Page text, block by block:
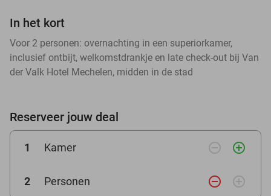
In het kort
Voor 2 personen: overnachting in een superiorkamer,
inclusief ontbijt, welkomstdrankje en late check-out bij Van
der Valk Hotel Mechelen, midden in de stad
Reserveer jouw deal
1 Kamer remove_circle_outline add_circle_outline
2 Personen remove_circle_outline add_circle_outline